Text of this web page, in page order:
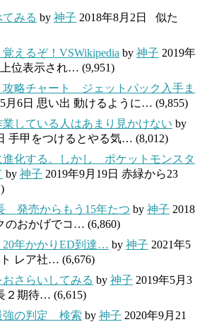
みる by 神子 2018年8月2日
似た
るぞ！VSWikipedia by 神子 2019年
位表示され… (9,951)
略チャート ジェットパック入手ま
月6日 思い出 動けるように… (9,855)
している人はあまり見かけない by
手甲をつけるとやる気… (8,012)
進化する。しかし ポケットモンスタ
by 神子 2019年9月19日 赤緑から23
発売からもう15年たつ by 神子 2018
のおかげでコ… (6,860)
年かかりED到達… by 神子 2021年5
レア社… (6,676)
さらいしてみる by 神子 2019年5月3
２期待… (6,615)
の判定 検索 by 神子 2020年9月21